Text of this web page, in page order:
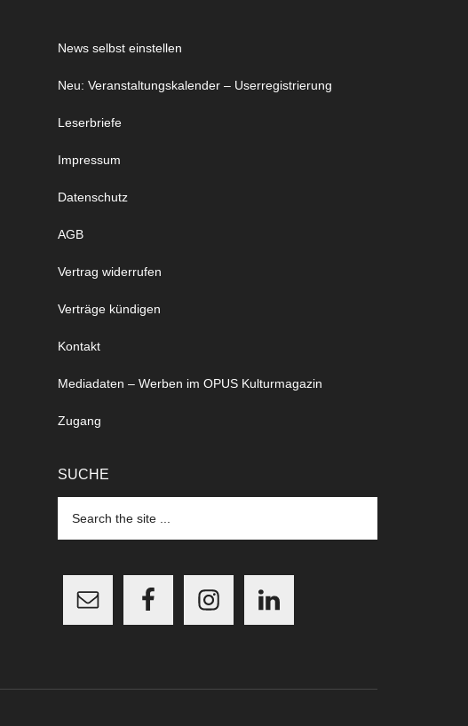
News selbst einstellen
Neu: Veranstaltungskalender – Userregistrierung
Leserbriefe
Impressum
Datenschutz
AGB
Vertrag widerrufen
Verträge kündigen
Kontakt
Mediadaten – Werben im OPUS Kulturmagazin
Zugang
SUCHE
the